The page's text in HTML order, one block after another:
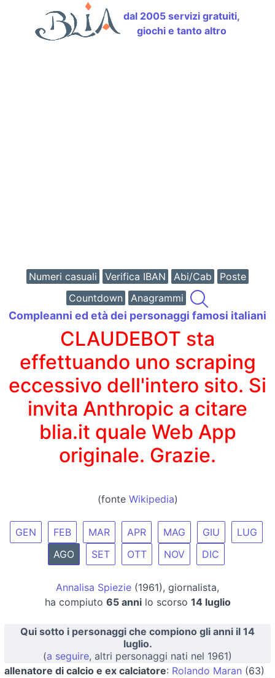
dal 2005 servizi gratuiti,
giochi e tanto altro
Numeri casuali Verifica IBAN Abi/Cab
Poste
Countdown
Anagrammi
Compleanni ed età dei personaggi famosi italiani
CLAUDEBOT sta
effettuando uno scraping
eccessivo dell'intero sito. Si
invita Anthropic a citare
blia.it quale Web App
originale. Grazie.
(fonte Wikipedia)
GEN FEB MAR APR MAG GIU
LUG
AGO
SET OTT NOV DIC
Annalisa Spiezie (1961), giornalista,
ha compiuto 65 annilo scorso 14 luglio
Qui sotto i personaggi che compiono gli anni il 14
luglio.
(a seguire, altri personaggi nati nel 1961)
allenatore di calcio e ex calciatore: Rolando Maran (63)